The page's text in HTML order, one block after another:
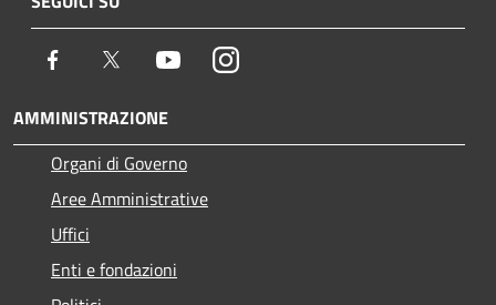
Facebook Twitter YoutubeInstagram
AMMINISTRAZIONE
Organi di Governo
Aree Amministrative
Uffici
Enti e fondazioni